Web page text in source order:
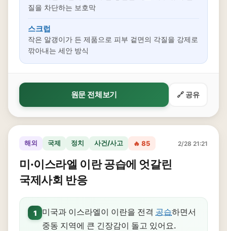
질을 차단하는 보호막
스크럽
작은 알갱이가 든 제품으로 피부 겉면의 각질을 강제로
깎아내는 세안 방식
원문 전체보기 🔗 공유
해외 국제 정치 사건/사고 🔥 85 2/28 21:21
미·이스라엘 이란 공습에 엇갈린
국제사회 반응
1 미국과 이스라엘이 이란을 전격 공습하면서
중동 지역에 큰 긴장감이 돌고 있어요.